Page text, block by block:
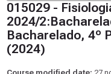
015029 -
2024/
Bacharelado, 4º
(2024)